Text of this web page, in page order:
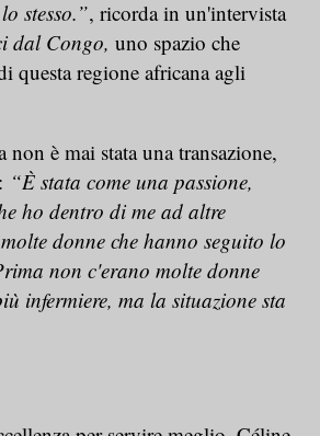
stesso.”, ricorda in un'intervista
dal Congo, uno spazio che
questa regione africana agli
non è mai stata una transazione,
“È stata come una passione,
ho dentro di me ad altre
donne che hanno seguito lo
non c'erano molte donne
infermiere, ma la situazione sta